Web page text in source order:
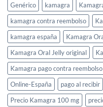
Genérico
kamagra
kamagra contra reembolso
kamagra españa
Kamagra
Kamagra Oral Jelly original
Kamagra pago contra reembolso
Online-España
pago al recibir
Precio Kamagra 100 mg